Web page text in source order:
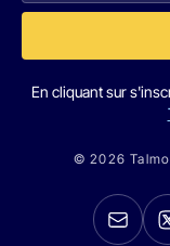
En cliquant sur
© 2026